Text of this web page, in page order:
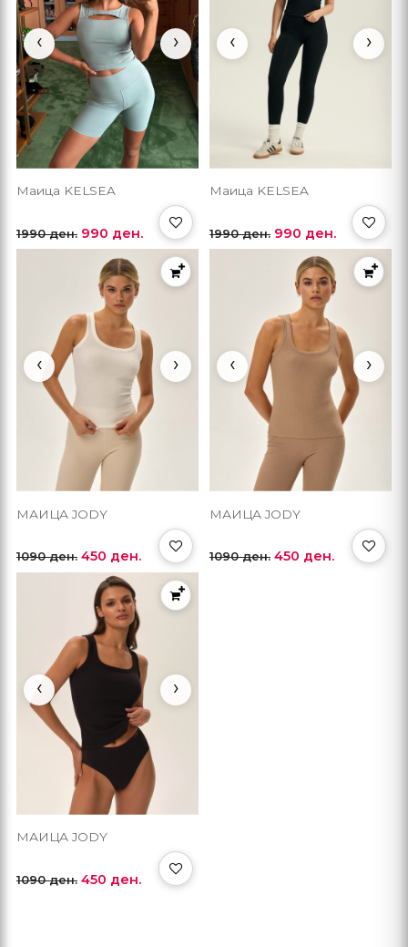
‹ ›
Маица KELSEA
1990 ден. 990 ден.
‹ ›
Маица KELSEA
1990 ден. 990 ден.
‹ ›
МАИЦА JODY
1090 ден. 450 ден.
‹ ›
МАИЦА JODY
1090 ден. 450 ден.
‹ ›
МАИЦА JODY
1090 ден. 450 ден.